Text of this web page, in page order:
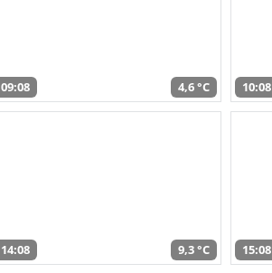
09:08 4,6 °C 10:08
14:08 9,3 °C 15:08